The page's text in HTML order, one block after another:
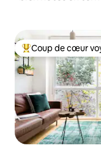
Coups de cœur
Coup de cœur